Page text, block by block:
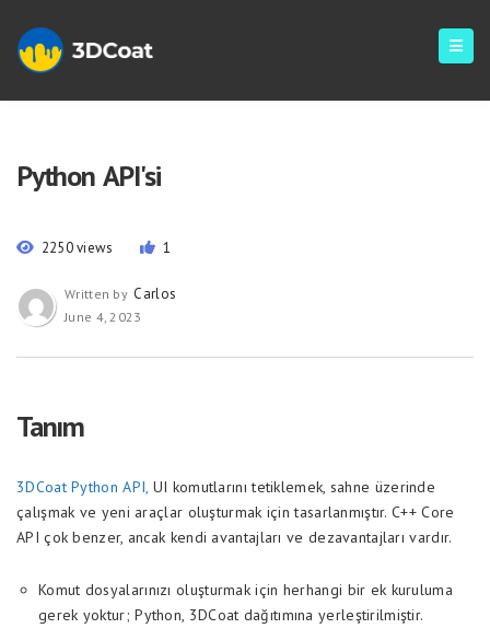
Python API'si
2250 views 1
Written by Carlos
June 4, 2023
Tanım
3DCoat Python API, UI komutlarını tetiklemek, sahne üzerinde
çalışmak ve yeni araçlar oluşturmak için tasarlanmıştır. C++ Core
API çok benzer, ancak kendi avantajları ve dezavantajları vardır.
Komut dosyalarınızı oluşturmak için herhangi bir ek kuruluma
gerek yoktur; Python, 3DCoat dağıtımına yerleştirilmiştir.